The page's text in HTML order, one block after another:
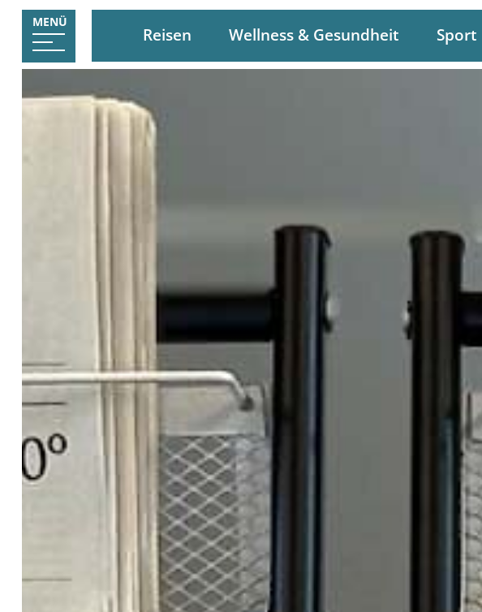
MENÜ
Reisen Wellness & Gesundheit Sport